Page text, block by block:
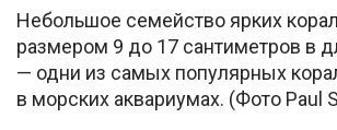
Небольшое семейство ярких
размером 9 до 17 сантиметров в
— одни из самых популярных
в морских аквариумах. (Фото Paul